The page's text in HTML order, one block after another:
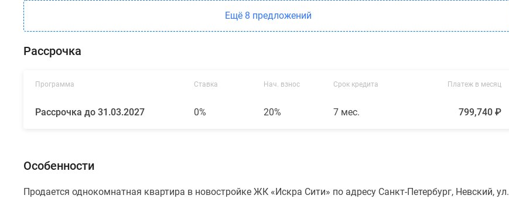
Ещё 8 предложений
Рассрочка
Программа
Рассрочка до 31.03.2027
Ставка
0%
Нач. взнос
20%
Срок кредита
7 мес.
Платеж в месяц
799,740 ₽
Особенности
Продается однокомнатная квартира в новостройке ЖК «Искра Сити» по адресу Санкт-Петербург, Невский, ул.